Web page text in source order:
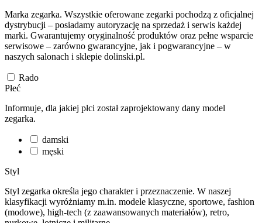
Marka zegarka. Wszystkie oferowane zegarki pochodzą z oficjalnej
dystrybucji – posiadamy autoryzację na sprzedaż i serwis każdej
marki. Gwarantujemy oryginalność produktów oraz pełne wsparcie
serwisowe – zarówno gwarancyjne, jak i pogwarancyjne – w
naszych salonach i sklepie dolinski.pl.
Rado
Płeć
Informuje, dla jakiej płci został zaprojektowany dany model
zegarka.
damski
męski
Styl
Styl zegarka określa jego charakter i przeznaczenie. W naszej
klasyfikacji wyróżniamy m.in. modele klasyczne, sportowe, fashion
(modowe), high-tech (z zaawansowanych materiałów), retro,